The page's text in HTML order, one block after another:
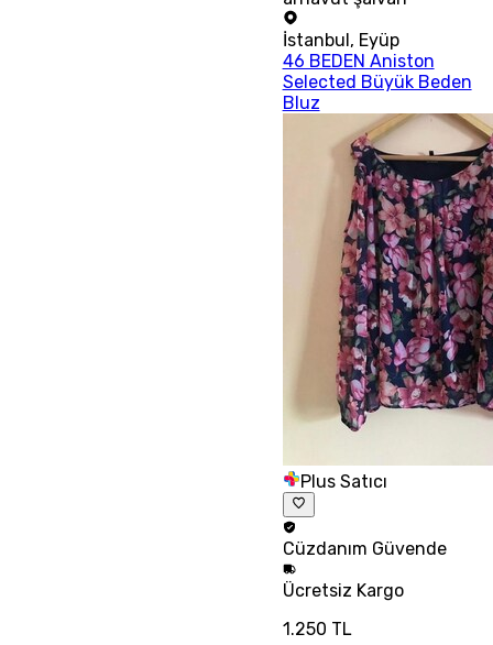
İstanbul , Eyüp
46 BEDEN Aniston
Selected Büyük Beden
Bluz
Plus Satıcı
Cüzdanım Güvende
Ücretsiz Kargo
1.250 TL